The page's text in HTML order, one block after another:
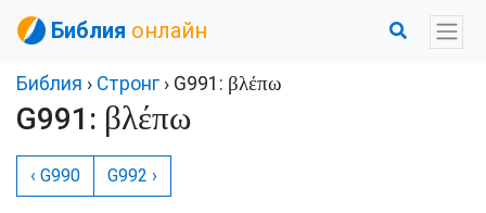
Библия онлайн
Библия › Стронг › G991: βλέπω
G991: βλέπω
‹ G990 G992 ›